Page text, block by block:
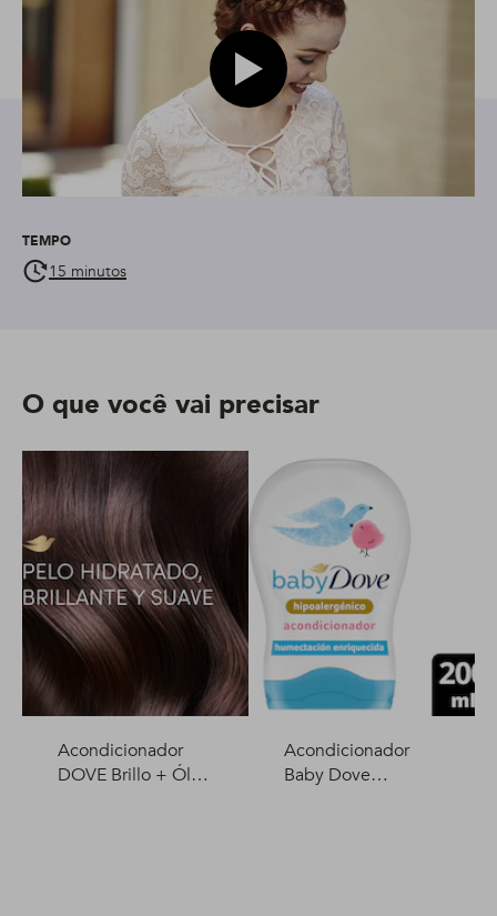
Play video modelo com
TEMPO
15 minutos
O que você vai precisar
Acondicionador
DOVE Brillo + Óleo
Acondicionador
Baby Dove